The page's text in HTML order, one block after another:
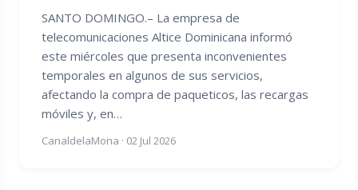
SANTO DOMINGO.– La empresa de
telecomunicaciones Altice Dominicana informó
este miércoles que presenta inconvenientes
temporales en algunos de sus servicios,
afectando la compra de paqueticos, las recargas
móviles y, en…
CanaldelaMona · 02 Jul 2026